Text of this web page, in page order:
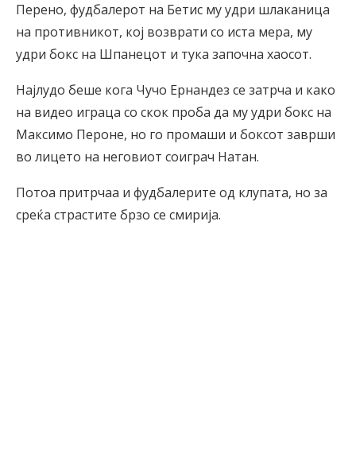
Перено, фудбалерот на Бетис му удри шлаканица
на противникот, кој возврати со иста мера, му
удри бокс на Шпанецот и тука започна хаосот.
Најлудо беше кога Чучо Ернандез се затрча и како
на видео играца со скок проба да му удри бокс на
Максимо Пероне, но го промаши и боксот заврши
во лицето на неговиот соиграч Натан.
Потоа притрчаа и фудбалерите од клупата, но за
среќа страстите брзо се смирија.